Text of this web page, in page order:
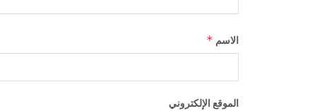
الاسم *
الموقع الإلكتروني